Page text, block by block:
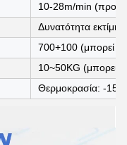
10-28m/min
Δυνατότητα
700+100 (μπορεί
10~50KG (μπορεί
Θερμοκρασία: -